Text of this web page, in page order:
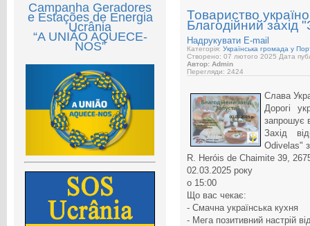
Campanha Geradores
e Estações de Energia
Ucrânia
“A UNIÃO AQUECE-
NOS”
Товариство
Благодійний захід
Надрукувати E-mail
Категорія: Українська громада у
Створено: 07 лютого 2025 Дата
Автор: Admin
Перегляди: 2424
Слава
Дорогі
запрошує
Захід
Odivelas"
R. Heróis de Chaimite 39,
02.03.2025 року
о 15:00
Що вас чекає:
- Смачна українська кухня
- Мега позитивний настрій